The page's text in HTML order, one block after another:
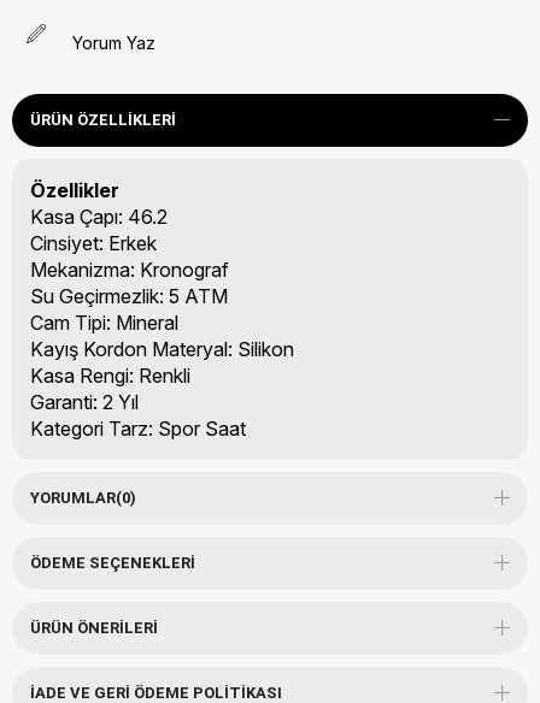
Yorum Yaz
ÜRÜN ÖZELLIKLERI
Özellikler
Kasa Çapı: 46.2
Cinsiyet: Erkek
Mekanizma: Kronograf
Su Geçirmezlik: 5 ATM
Cam Tipi: Mineral
Kayış Kordon Materyal: Silikon
Kasa Rengi: Renkli
Garanti: 2 Yıl
Kategori Tarz: Spor Saat
YORUMLAR(0)
ÖDEME SEÇENEKLERI
ÜRÜN ÖNERILERI
İADE VE GERI ÖDEME POLITIKASI